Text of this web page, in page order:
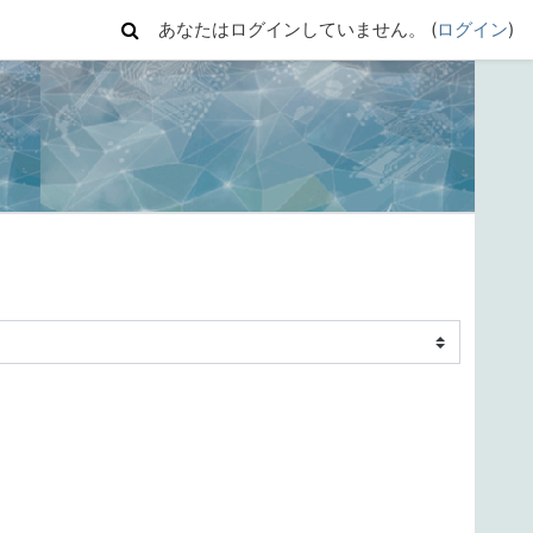
あなたはログインしていません。 (ログイン)